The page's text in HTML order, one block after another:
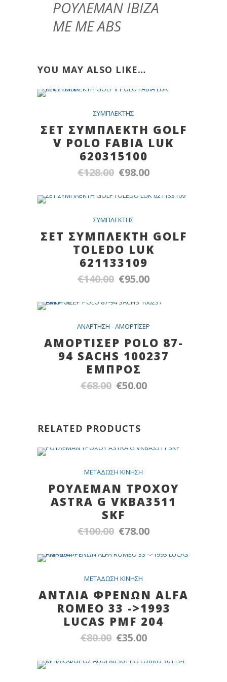
ΡΟΥΛΕΜΑΝ ΙΒΙΖΑ
ΜΕ ME ABS
YOU MAY ALSO LIKE…
ΣYMΠΛEKTHΣ
ΣΕΤ ΣΥΜΠΛΕΚΤΗ GOLF
V POLO FABIA LUK
620315100
€128.00 Original
was:
€98.00Η
τιμή
ΣYMΠΛEKTHΣ
ΣΕΤ ΣΥΜΠΛΕΚΤΗ GOLF
TOLEDO LUK
621133109
€140.00 Original
was:
€95.00Η
τιμή
Out Of Stock
ANAPTHΣH - AMOPTIΣEP
ΑΜΟΡΤΙΣΕΡ POLO 87-
94 SACHS 100237
ΕΜΠΡΟΣ
€68.00 Original
€68.00.
€50.00Η
RELATED PRODUCTS
METAΔΩΣH KINHΣH
ΡΟΥΛΕΜΑΝ ΤΡΟΧΟΥ
ASTRA G VKBA3511
SKF
€100.00 Original
was:
€78.00Η
τιμή
METAΔΩΣH KINHΣH
ANTΛΙΑ ΦΡΕΝΩΝ ΑLFA
ROMEO 33 ->1993
LUCAS PMF 204
€80.00 Original
was:
€35.00Η
τιμή